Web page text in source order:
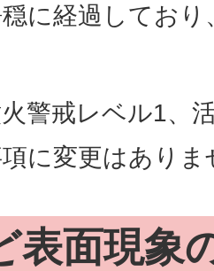
に経過してお
警戒レベル1、
に変更はありま
表面現象